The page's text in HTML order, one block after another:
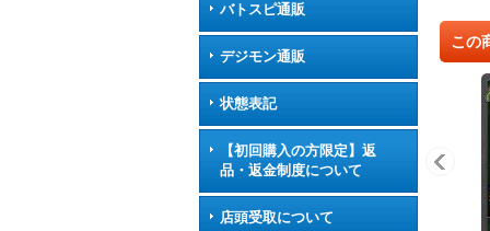
バトスピ通販
デジモン通販
状態表記
【初回購入の方限定】返
品・返金制度について
店頭受取について
この